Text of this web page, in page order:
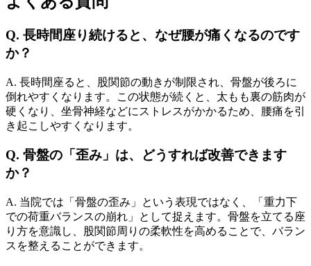
Q. 長時間座り続けると、なぜ腰が痛くなるのです
か？
A. 長時間座ると、股関節の動きが制限され、骨盤が後ろに
倒れやすくなります。この状態が続くと、太もも裏の筋肉が
硬くなり、坐骨神経などにストレスがかかるため、腰痛を引
き起こしやすくなります。
Q. 骨盤の「歪み」は、どうすれば改善できます
か？
A. 当院では「骨盤の歪み」という表現ではなく、「重力下
での荷重バランスの崩れ」として捉えます。骨盤を立てる座
り方を意識し、股関節周りの柔軟性を高めることで、バラン
スを整えることができます。